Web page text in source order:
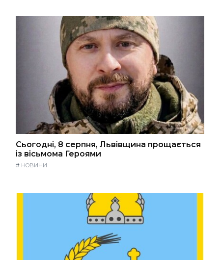
Сьогодні, 8 серпня, Львівщина прощається
із вісьмома Героями
# НОВИНИ